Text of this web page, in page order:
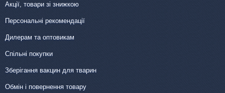
Акції, товари зі знижкою
Персональні рекомендації
Дилерам та оптовикам
Спільні покупки
Зберігання вакцин для тварин
Обмін і повернення товару